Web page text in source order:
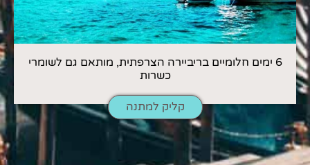
6 ימים חלומיים בריביירה הצרפתית, מותאם גם לשומרי
כשרות
קליק למתנה